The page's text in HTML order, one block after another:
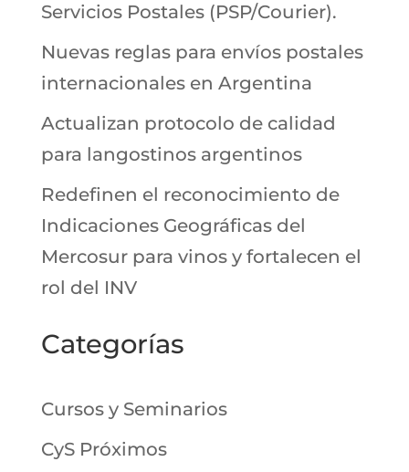
Servicios Postales (PSP/Courier).
Nuevas reglas para envíos postales
internacionales en Argentina
Actualizan protocolo de calidad
para langostinos argentinos
Redefinen el reconocimiento de
Indicaciones Geográficas del
Mercosur para vinos y fortalecen el
rol del INV
Categorías
Cursos y Seminarios
CyS Próximos